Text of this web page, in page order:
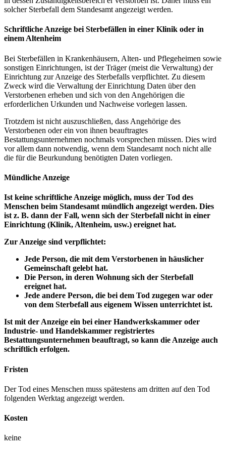
solcher Sterbefall dem Standesamt angezeigt werden.
Schriftliche Anzeige bei Sterbefällen in einer Klinik oder in
einem Altenheim
Bei Sterbefällen in Krankenhäusern, Alten- und Pflegeheimen sowie
sonstigen Einrichtungen, ist der Träger (meist die Verwaltung) der
Einrichtung zur Anzeige des Sterbefalls verpflichtet. Zu diesem
Zweck wird die Verwaltung der Einrichtung Daten über den
Verstorbenen erheben und sich von den Angehörigen die
erforderlichen Urkunden und Nachweise vorlegen lassen.
Trotzdem ist nicht auszuschließen, dass Angehörige des
Verstorbenen oder ein von ihnen beauftragtes
Bestattungsunternehmen nochmals vorsprechen müssen. Dies wird
vor allem dann notwendig, wenn dem Standesamt noch nicht alle
die für die Beurkundung benötigten Daten vorliegen.
Mündliche Anzeige
Ist keine schriftliche Anzeige möglich, muss der Tod des
Menschen beim Standesamt mündlich angezeigt werden. Dies
ist z. B. dann der Fall, wenn sich der Sterbefall nicht in einer
Einrichtung (Klinik, Altenheim, usw.) ereignet hat.
Zur Anzeige sind verpflichtet:
Jede Person, die mit dem Verstorbenen in häuslicher
Gemeinschaft gelebt hat.
Die Person, in deren Wohnung sich der Sterbefall
ereignet hat.
Jede andere Person, die bei dem Tod zugegen war oder
von dem Sterbefall aus eigenem Wissen unterrichtet ist.
Ist mit der Anzeige ein bei einer Handwerkskammer oder
Industrie- und Handelskammer registriertes
Bestattungsunternehmen beauftragt, so kann die Anzeige auch
schriftlich erfolgen.
Fristen
Der Tod eines Menschen muss spätestens am dritten auf den Tod
folgenden Werktag angezeigt werden.
Kosten
keine